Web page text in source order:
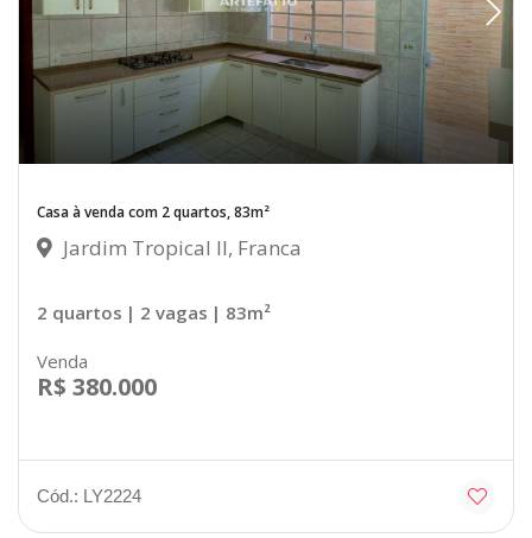
Casa à venda com 2 quartos, 83m²
Jardim Tropical II, Franca
2 quartos | 2 vagas | 83m²
Venda
R$ 380.000
Cód.: LY2224